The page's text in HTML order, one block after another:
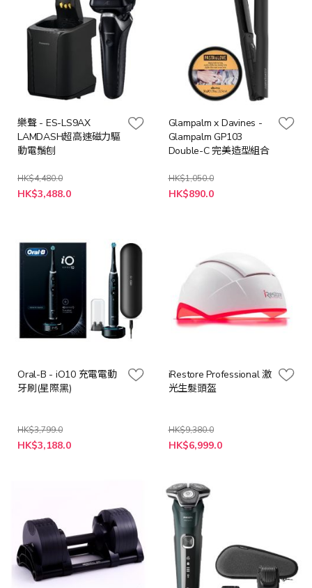
樂聲 - ES-LS9AX
LAMDASH超高速磁力驅
動電鬚刨
HK$4,480.0
特
殊
HK$3,488.0
Glampalm x Davines -
Glampalm GP103
Double-C 完美造型組合
HK$1,050.0
特
殊
HK$890.0
Oral-B - iO10 充電電動
牙刷(星際黑)
HK$3,799.0
特
殊
HK$3,188.0
iRestore Professional 激
光生髮頭盔
HK$9,380.0
特
殊
HK$6,999.0